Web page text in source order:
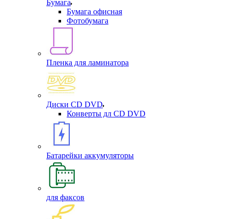
Бумага
Бумага офисная
Фотобумага
Пленка для ламинатора
Диски CD DVD
Конверты дл CD DVD
Батарейки аккумуляторы
для факсов